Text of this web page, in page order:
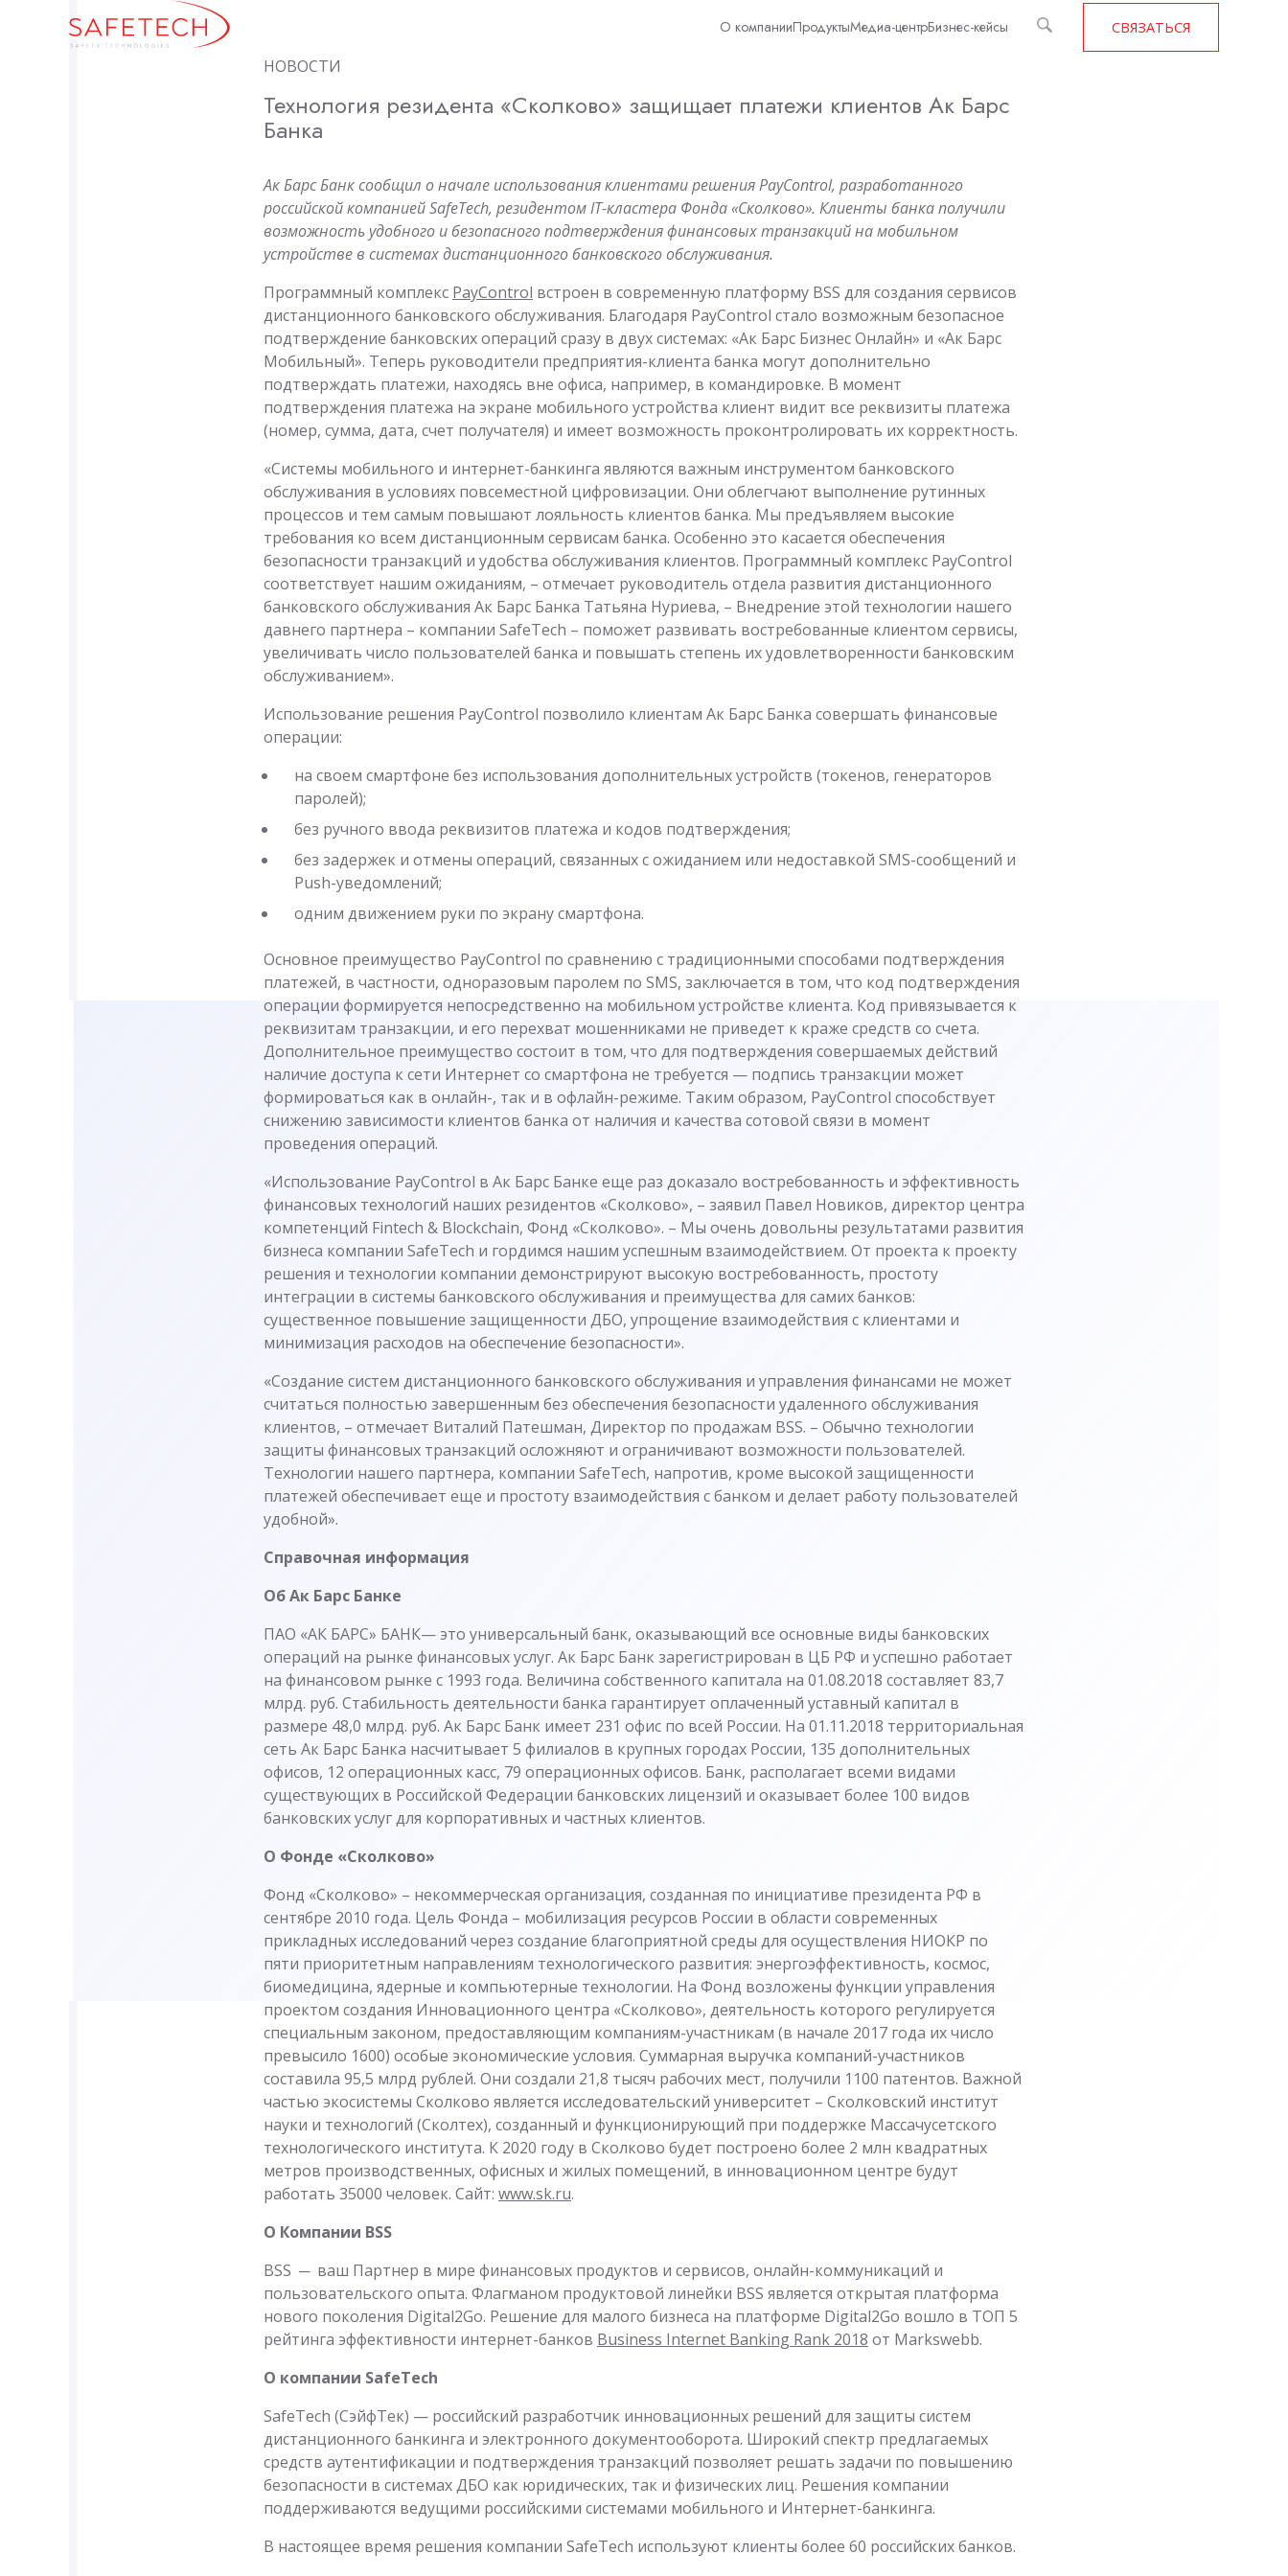
О компанииПродуктыМедиа-центрБизнес-кейсы СВЯЗАТЬСЯ
НОВОСТИ
Технология резидента «Сколково» защищает платежи клиентов Ак Барс
Банка
Ак Барс Банк сообщил о начале использования клиентами решения PayControl, разработанного
российской компанией SafeTech, резидентом IT-кластера Фонда «Сколково». Клиенты банка получили
возможность удобного и безопасного подтверждения финансовых транзакций на мобильном
устройстве в системах дистанционного банковского обслуживания.
Программный комплекс PayControl встроен в современную платформу BSS для создания сервисов
дистанционного банковского обслуживания. Благодаря PayControl стало возможным безопасное
подтверждение банковских операций сразу в двух системах: «Ак Барс Бизнес Онлайн» и «Ак Барс
Мобильный». Теперь руководители предприятия-клиента банка могут дополнительно
подтверждать платежи, находясь вне офиса, например, в командировке. В момент
подтверждения платежа на экране мобильного устройства клиент видит все реквизиты платежа
(номер, сумма, дата, счет получателя) и имеет возможность проконтролировать их корректность.
«Системы мобильного и интернет-банкинга являются важным инструментом банковского
обслуживания в условиях повсеместной цифровизации. Они облегчают выполнение рутинных
процессов и тем самым повышают лояльность клиентов банка. Мы предъявляем высокие
требования ко всем дистанционным сервисам банка. Особенно это касается обеспечения
безопасности транзакций и удобства обслуживания клиентов. Программный комплекс PayControl
соответствует нашим ожиданиям, – отмечает руководитель отдела развития дистанционного
банковского обслуживания Ак Барс Банка Татьяна Нуриева, – Внедрение этой технологии нашего
давнего партнера – компании SafeTech – поможет развивать востребованные клиентом сервисы,
увеличивать число пользователей банка и повышать степень их удовлетворенности банковским
обслуживанием».
Использование решения PayControl позволило клиентам Ак Барс Банка совершать финансовые
операции:
на своем смартфоне без использования дополнительных устройств (токенов, генераторов
паролей);
без ручного ввода реквизитов платежа и кодов подтверждения;
без задержек и отмены операций, связанных с ожиданием или недоставкой SMS-сообщений и
Push-уведомлений;
одним движением руки по экрану смартфона.
Основное преимущество PayControl по сравнению с традиционными способами подтверждения
платежей, в частности, одноразовым паролем по SMS, заключается в том, что код подтверждения
операции формируется непосредственно на мобильном устройстве клиента. Код привязывается к
реквизитам транзакции, и его перехват мошенниками не приведет к краже средств со счета.
Дополнительное преимущество состоит в том, что для подтверждения совершаемых действий
наличие доступа к сети Интернет со смартфона не требуется — подпись транзакции может
формироваться как в онлайн-, так и в офлайн-режиме. Таким образом, PayControl способствует
снижению зависимости клиентов банка от наличия и качества сотовой связи в момент
проведения операций.
«Использование PayControl в Ак Барс Банке еще раз доказало востребованность и эффективность
финансовых технологий наших резидентов «Сколково», – заявил Павел Новиков, директор центра
компетенций Fintech & Blockchain, Фонд «Сколково». – Мы очень довольны результатами развития
бизнеса компании SafeTech и гордимся нашим успешным взаимодействием. От проекта к проекту
решения и технологии компании демонстрируют высокую востребованность, простоту
интеграции в системы банковского обслуживания и преимущества для самих банков:
существенное повышение защищенности ДБО, упрощение взаимодействия с клиентами и
минимизация расходов на обеспечение безопасности».
«Создание систем дистанционного банковского обслуживания и управления финансами не может
считаться полностью завершенным без обеспечения безопасности удаленного обслуживания
клиентов, – отмечает Виталий Патешман, Директор по продажам BSS. – Обычно технологии
защиты финансовых транзакций осложняют и ограничивают возможности пользователей.
Технологии нашего партнера, компании SafeTech, напротив, кроме высокой защищенности
платежей обеспечивает еще и простоту взаимодействия с банком и делает работу пользователей
удобной».
Справочная информация
Об Ак Барс Банке
ПАО «АК БАРС» БАНК— это универсальный банк, оказывающий все основные виды банковских
операций на рынке финансовых услуг. Ак Барс Банк зарегистрирован в ЦБ РФ и успешно работает
на финансовом рынке с 1993 года. Величина собственного капитала на 01.08.2018 составляет 83,7
млрд. руб. Стабильность деятельности банка гарантирует оплаченный уставный капитал в
размере 48,0 млрд. руб. Ак Барс Банк имеет 231 офис по всей России. На 01.11.2018 территориальная
сеть Ак Барс Банка насчитывает 5 филиалов в крупных городах России, 135 дополнительных
офисов, 12 операционных касс, 79 операционных офисов. Банк, располагает всеми видами
существующих в Российской Федерации банковских лицензий и оказывает более 100 видов
банковских услуг для корпоративных и частных клиентов.
О Фонде «Сколково»
Фонд «Сколково» – некоммерческая организация, созданная по инициативе президента РФ в
сентябре 2010 года. Цель Фонда – мобилизация ресурсов России в области современных
прикладных исследований через создание благоприятной среды для осуществления НИОКР по
пяти приоритетным направлениям технологического развития: энергоэффективность, космос,
биомедицина, ядерные и компьютерные технологии. На Фонд возложены функции управления
проектом создания Инновационного центра «Сколково», деятельность которого регулируется
специальным законом, предоставляющим компаниям-участникам (в начале 2017 года их число
превысило 1600) особые экономические условия. Суммарная выручка компаний-участников
составила 95,5 млрд рублей. Они создали 21,8 тысяч рабочих мест, получили 1100 патентов. Важной
частью экосистемы Сколково является исследовательский университет – Сколковский институт
науки и технологий (Сколтех), созданный и функционирующий при поддержке Массачусетского
технологического института. К 2020 году в Сколково будет построено более 2 млн квадратных
метров производственных, офисных и жилых помещений, в инновационном центре будут
работать 35000 человек. Сайт: www.sk.ru.
О Компании BSS
BSS ─ ваш Партнер в мире финансовых продуктов и сервисов, онлайн-коммуникаций и
пользовательского опыта. Флагманом продуктовой линейки BSS является открытая платформа
нового поколения Digital2Go. Решение для малого бизнеса на платформе Digital2Go вошло в ТОП 5
рейтинга эффективности интернет-банков Business Internet Banking Rank 2018 от Markswebb.
О компании SafeTech
SafeTech (СэйфТек) — российский разработчик инновационных решений для защиты систем
дистанционного банкинга и электронного документооборота. Широкий спектр предлагаемых
средств аутентификации и подтверждения транзакций позволяет решать задачи по повышению
безопасности в системах ДБО как юридических, так и физических лиц. Решения компании
поддерживаются ведущими российскими системами мобильного и Интернет-банкинга.
В настоящее время решения компании SafeTech используют клиенты более 60 российских банков.